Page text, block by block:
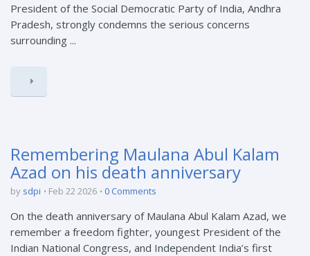
President of the Social Democratic Party of India, Andhra
Pradesh, strongly condemns the serious concerns
surrounding ...
Remembering Maulana Abul Kalam
Azad on his death anniversary
by sdpi Feb 22 2026 0 Comments
On the death anniversary of Maulana Abul Kalam Azad, we
remember a freedom fighter, youngest President of the
Indian National Congress, and Independent India’s first